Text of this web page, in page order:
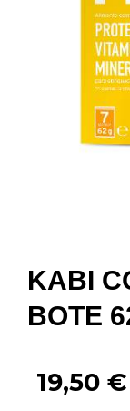
KABI
BOTE
19,50 €